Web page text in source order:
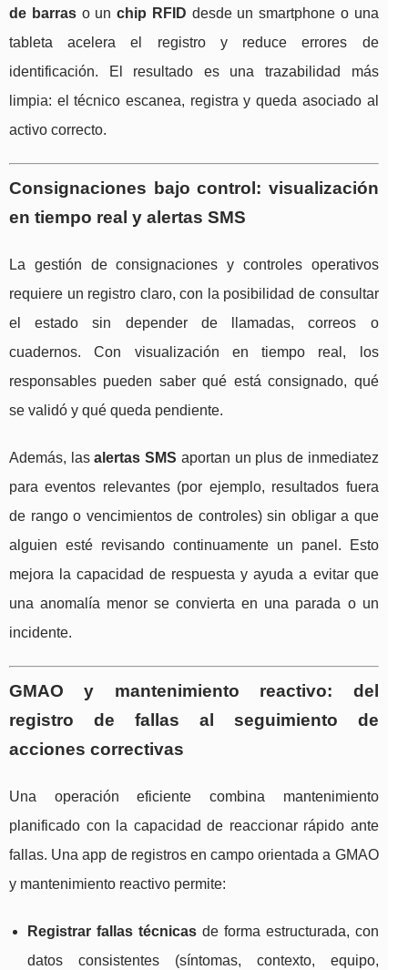
de barraso unchip RFID desde un smartphone o una
tableta acelera el registro y reduce errores de
identificación. El resultado es una trazabilidad más
limpia: el técnico escanea, registra y queda asociado al
activo correcto.
Consignaciones bajo control: visualización
en tiempo real y alertas SMS
La gestión de consignaciones y controles operativos
requiere un registro claro, con la posibilidad de consultar
el estado sin depender de llamadas, correos o
cuadernos. Con visualización en tiempo real, los
responsables pueden saber qué está consignado, qué
se validó y qué queda pendiente.
Además, lasalertas SMS aportan un plus de inmediatez
para eventos relevantes (por ejemplo, resultados fuera
de rango o vencimientos de controles) sin obligar a que
alguien esté revisando continuamente un panel. Esto
mejora la capacidad de respuesta y ayuda a evitar que
una anomalía menor se convierta en una parada o un
incidente.
GMAO y mantenimiento reactivo: del
registro de fallas al seguimiento de
acciones correctivas
Una operación eficiente combina mantenimiento
planificado con la capacidad de reaccionar rápido ante
fallas. Una app de registros en campo orientada a GMAO
y mantenimiento reactivo permite:
Registrar fallas técnicasde forma estructurada, con
datos consistentes (síntomas, contexto, equipo,